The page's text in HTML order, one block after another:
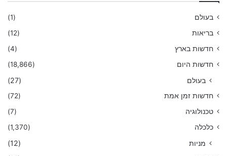
בעולם
(1)
בריאות
(12)
חדשות בארץ
(4)
חדשות היום
(18,866)
בעולם (27)
חדשות זמן אמת
(72)
טכנולוגיה
(7)
כלכלה
(1,370)
מניות (12)